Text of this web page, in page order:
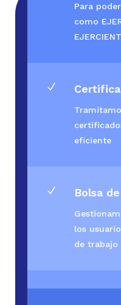
Para
como
N
eficiente
N Bolsa
los
de trabajo